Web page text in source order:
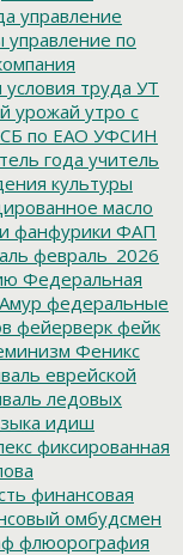
управление
управление по
условия труда УТ
урожай утро с
по ЕАО УФСИН
года учитель
культуры
масло
фанфурики ФАП
февраль_2026
Федеральная
федеральные
фейерверк фейк
Феникс
еврейской
ледовых
идиш
фиксированная
финансовая
омбудсмен
флюорография